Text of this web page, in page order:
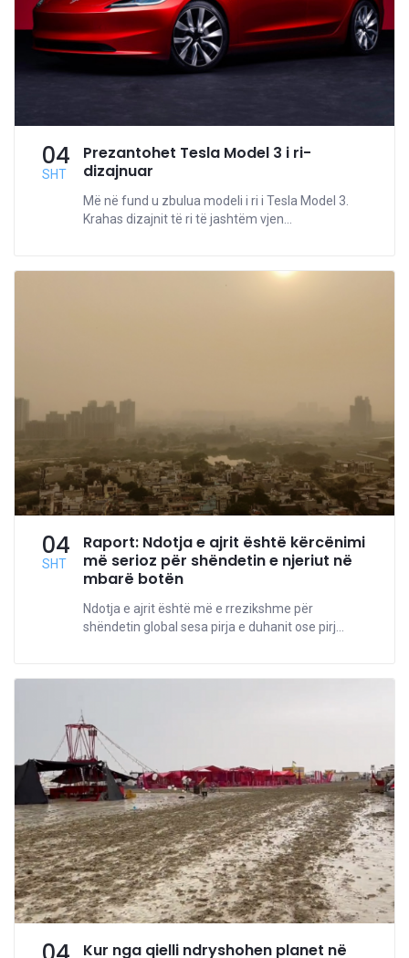
04
SHT
Prezantohet Tesla Model 3 i ri-
dizajnuar
Më në fund u zbulua modeli i ri i Tesla Model 3.
Krahas dizajnit të ri të jashtëm vjen...
04
SHT
Raport: Ndotja e ajrit është kërcënimi
më serioz për shëndetin e njeriut në
mbarë botën
Ndotja e ajrit është më e rrezikshme për
shëndetin global sesa pirja e duhanit ose pirj...
Kur nga qielli ndryshohen planet në